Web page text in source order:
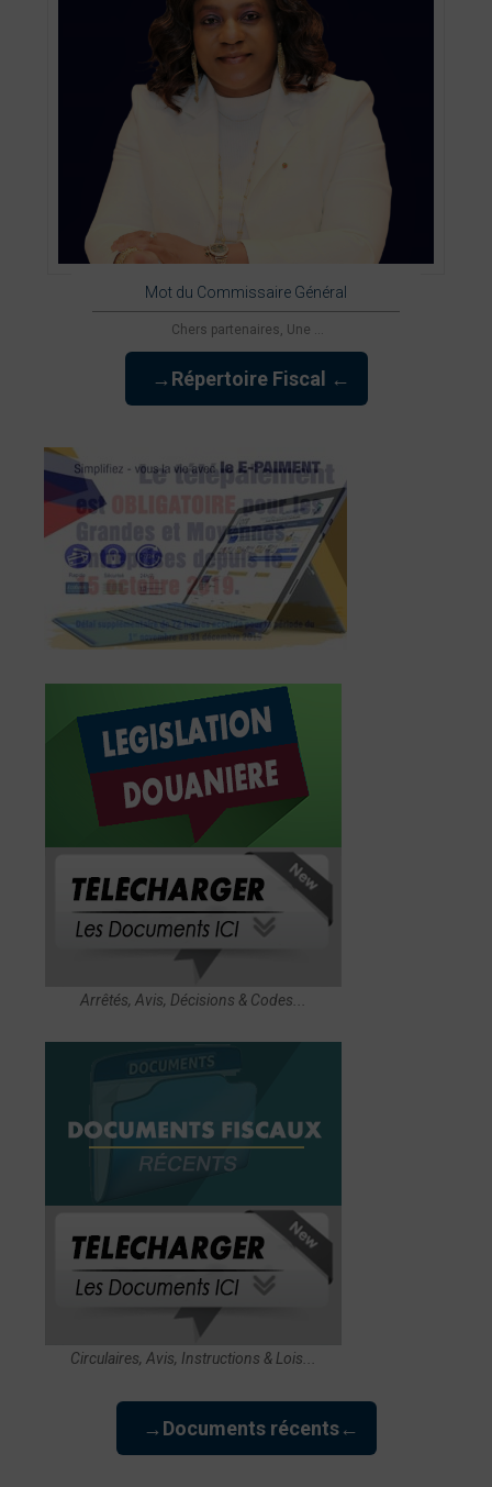
Mot du Commissaire Général
Chers partenaires, Une ...
→Répertoire Fiscal ←
Arrêtés, Avis, Décisions & Codes...
Circulaires, Avis, Instructions & Lois...
→Documents récents←